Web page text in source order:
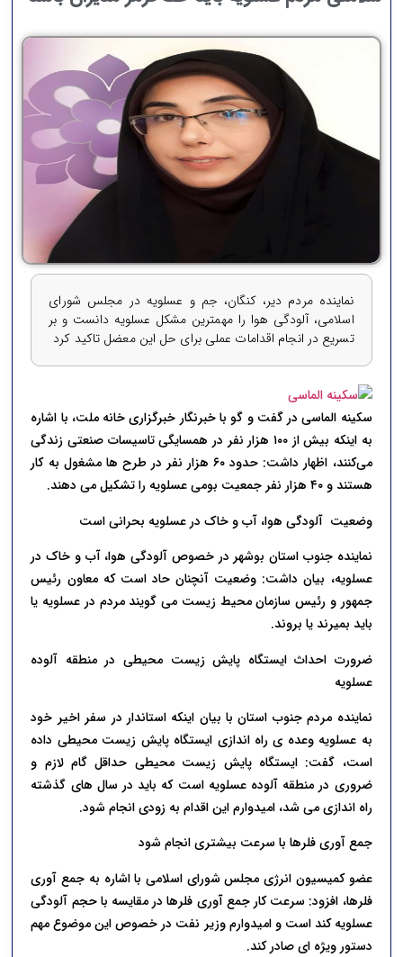
نماینده مردم دیر، کنگان، جم و عسلویه در مجلس شورای
اسلامی، آلودگی هوا را مهمترین مشکل عسلویه دانست و بر
تسریع در انجام اقدامات عملی برای حل این معضل تاکید کرد
سکینه الماسی در گفت و گو با خبرنگار خبرگزاری خانه ملت، با اشاره
به اینکه بیش از ۱۰۰ هزار نفر در همسایگی تاسیسات صنعتی زندگی
می‌کنند، اظهار داشت: حدود ۶۰ هزار نفر در طرح ها مشغول به کار
هستند و ۴۰ هزار نفر جمعیت بومی عسلویه را تشکیل می دهند.
وضعیت آلودگی هوا، آب و خاک در عسلویه بحرانی است
نماینده جنوب استان بوشهر در خصوص آلودگی هوا، آب و خاک در
عسلویه، بیان داشت: وضعیت آنچنان حاد است که معاون رئیس
جمهور و رئیس سازمان محیط زیست می گویند مردم در عسلویه یا
باید بمیرند یا بروند.
ضرورت احداث ایستگاه پایش زیست محیطی در منطقه آلوده
عسلویه
نماینده مردم جنوب استان با بیان اینکه استاندار در سفر اخیر خود
به عسلویه وعده ی راه اندازی ایستگاه پایش زیست محیطی‌ داده
است، گفت: ایستگاه پایش زیست محیطی حداقل گام لازم و
ضروری در منطقه آلوده عسلویه است که باید در سال های گذشته
راه اندازی می شد، امیدوارم این اقدام به زودی انجام شود‌.
جمع آوری فلر‌ها با سرعت بیشتری انجام شود
عضو کمیسیون انرژی مجلس شورای اسلامی با اشاره به جمع آوری
فلرها، افزود: سرعت کار جمع آوری فلرها در مقایسه با حجم آلودگی
عسلویه کند است و امیدوارم وزیر نفت در خصوص این موضوع مهم
دستور ویژه ای صادر کند.